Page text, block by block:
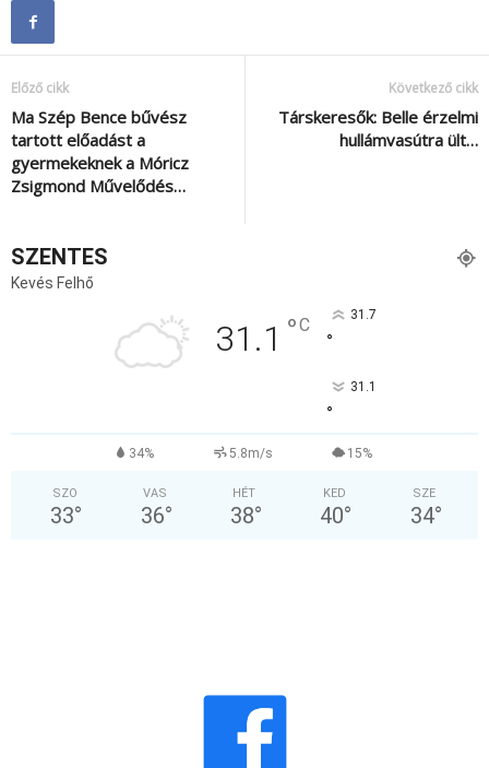
Előző cikk
Ma Szép Bence bűvész
tartott előadást a
gyermekeknek a Móricz
Zsigmond Művelődés…
Következő cikk
Társkeresők: Belle érzelmi
hullámvasútra ült…
SZENTES
Kevés Felhő
31.1 °C 31.7
°
31.1
°
34% 5.8m/s 15%
SZO
33°
VAS
36°
HÉT
38°
KED
40°
SZE
34°